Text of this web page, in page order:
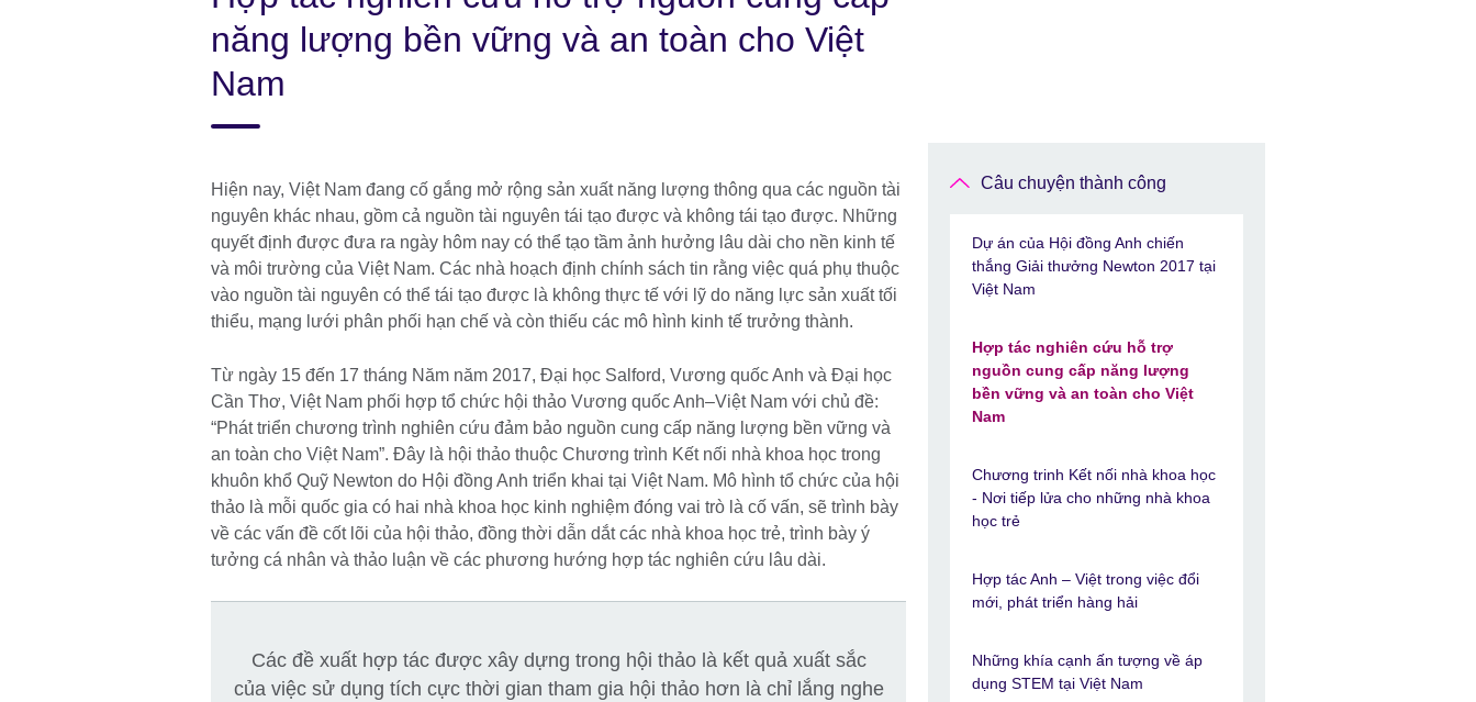
năng lượng bền vững và an toàn cho Việt
Nam
Hiện nay, Việt Nam đang cố gắng mở rộng sản xuất năng lượng thông qua các nguồn tài
nguyên khác nhau, gồm cả nguồn tài nguyên tái tạo được và không tái tạo được. Những
quyết định được đưa ra ngày hôm nay có thể tạo tầm ảnh hưởng lâu dài cho nền kinh tế
và môi trường của Việt Nam. Các nhà hoạch định chính sách tin rằng việc quá phụ thuộc
vào nguồn tài nguyên có thể tái tạo được là không thực tế với lỹ do năng lực sản xuất tối
thiểu, mạng lưới phân phối hạn chế và còn thiếu các mô hình kinh tế trưởng thành.
Từ ngày 15 đến 17 tháng Năm năm 2017, Đại học Salford, Vương quốc Anh và Đại học
Cần Thơ, Việt Nam phối hợp tổ chức hội thảo Vương quốc Anh–Việt Nam với chủ đề:
“Phát triển chương trình nghiên cứu đảm bảo nguồn cung cấp năng lượng bền vững và
an toàn cho Việt Nam”. Đây là hội thảo thuộc Chương trình Kết nối nhà khoa học trong
khuôn khổ Quỹ Newton do Hội đồng Anh triển khai tại Việt Nam. Mô hình tổ chức của hội
thảo là mỗi quốc gia có hai nhà khoa học kinh nghiệm đóng vai trò là cố vấn, sẽ trình bày
về các vấn đề cốt lõi của hội thảo, đồng thời dẫn dắt các nhà khoa học trẻ, trình bày ý
tưởng cá nhân và thảo luận về các phương hướng hợp tác nghiên cứu lâu dài.
Các đề xuất hợp tác được xây dựng trong hội thảo là kết quả xuất sắc
của việc sử dụng tích cực thời gian tham gia hội thảo hơn là chỉ lắng nghe
Câu chuyện thành công
Dự án của Hội đồng Anh chiến
thắng Giải thưởng Newton 2017 tại
Việt Nam
Hợp tác nghiên cứu hỗ trợ
nguồn cung cấp năng lượng
bền vững và an toàn cho Việt
Nam
Chương trinh Kết nối nhà khoa học
- Nơi tiếp lửa cho những nhà khoa
học trẻ
Hợp tác Anh – Việt trong việc đổi
mới, phát triển hàng hải
Những khía cạnh ấn tượng về áp
dụng STEM tại Việt Nam